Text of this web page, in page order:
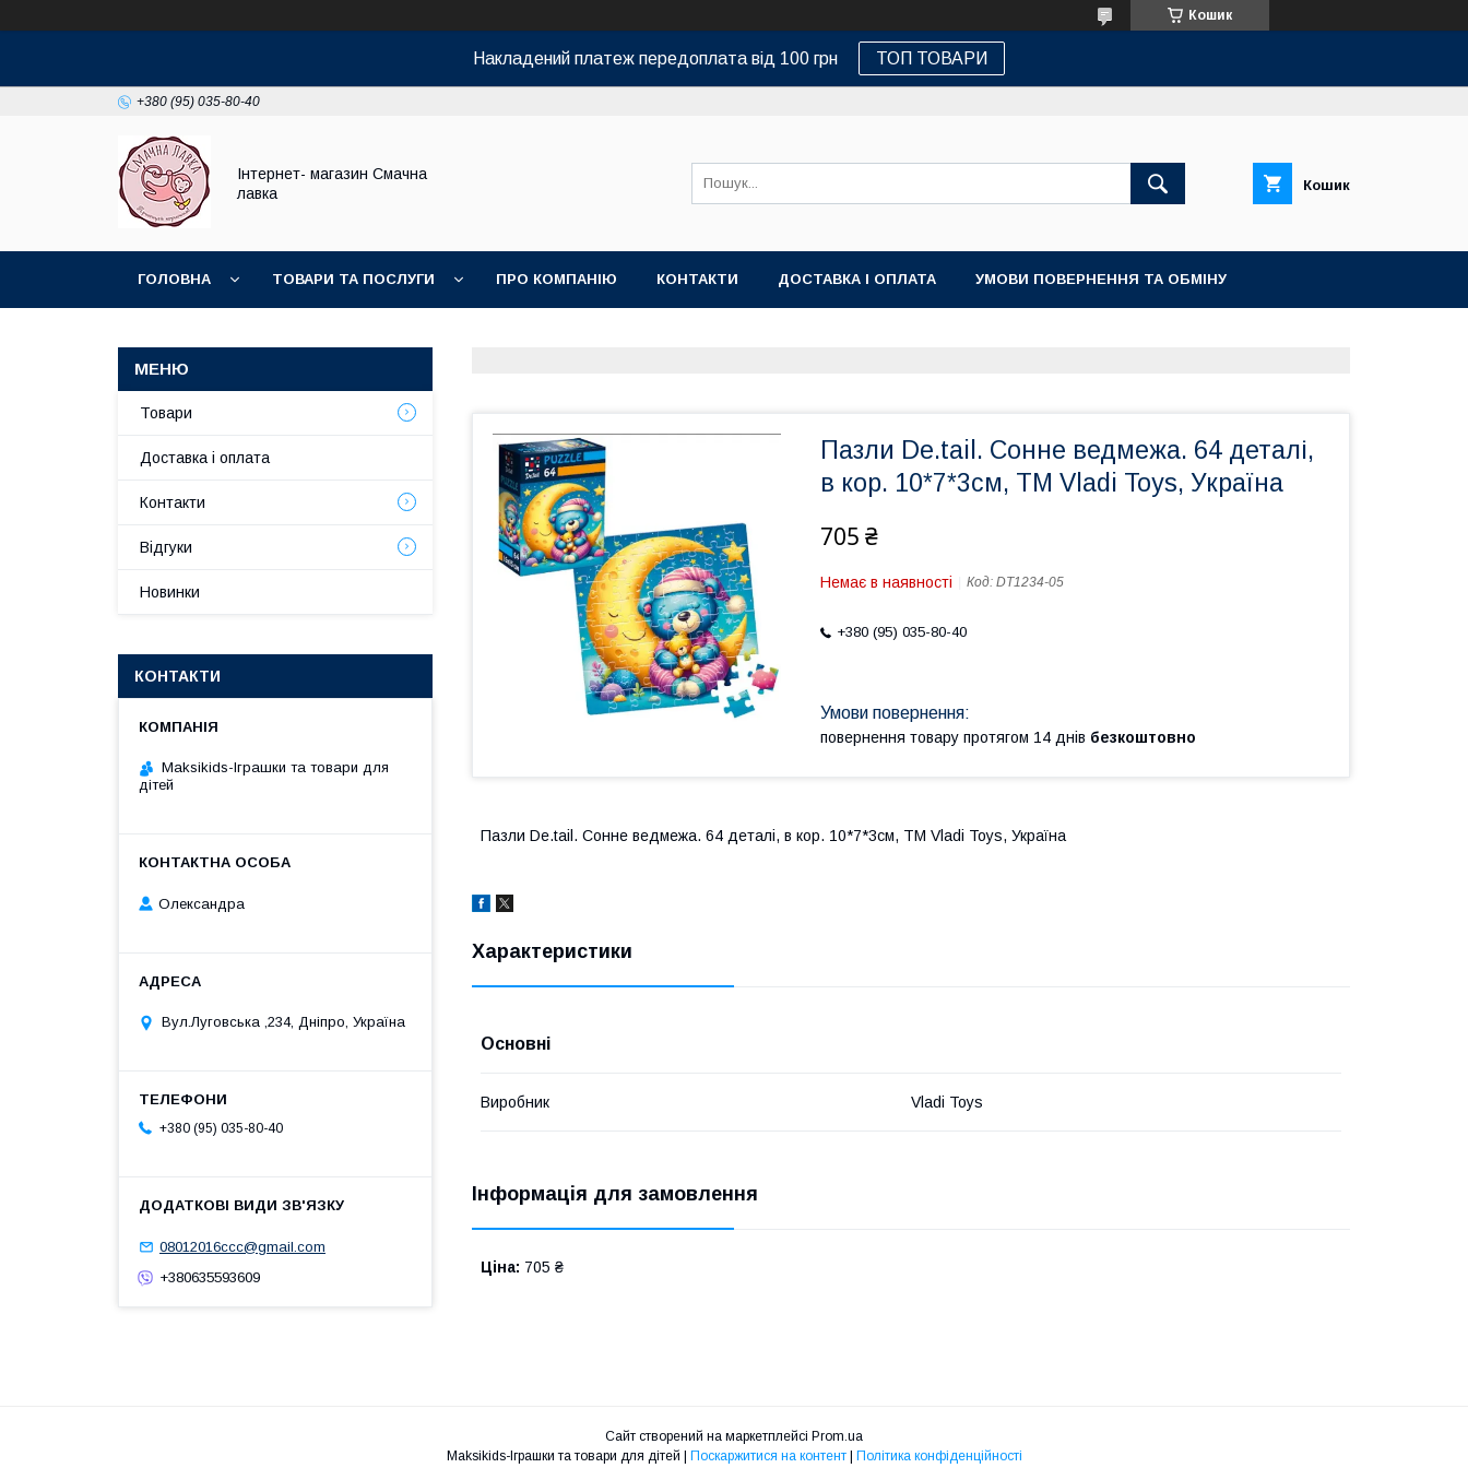
Кошик
Накладений платеж передоплата від 100 грн ТОП ТОВАРИ
+380 (95) 035-80-40
Інтернет- магазин Смачна
лавка
Кошик
ГОЛОВНА ТОВАРИ ТА ПОСЛУГИ ПРО КОМПАНІЮ КОНТАКТИ ДОСТАВКА І ОПЛАТА УМОВИ ПОВЕРНЕННЯ ТА ОБМІНУ
Пазли De.tail. Сонне ведмежа. 64 деталі,
в кор. 10*7*3см, ТМ Vladi Toys, Україна
705 ₴
Немає в наявності Код: DT1234-05
+380 (95) 035-80-40
повернення товару протягом 14 днів безкоштовно
Пазли De.tail. Сонне ведмежа. 64 деталі, в кор. 10*7*3см, ТМ Vladi Toys, Україна
Характеристики
Основні
Виробник Vladi Toys
Інформація для замовлення
Ціна: 705 ₴
Товари
Доставка і оплата
Контакти
Відгуки
Новинки
КОНТАКТИ
Maksikids-Іграшки та товари для
дітей
Олександра
Вул.Луговська ,234, Дніпро, Україна
+380 (95) 035-80-40
08012016ccc@gmail.com
+380635593609
Сайт створений на маркетплейсі Prom.ua
Поскаржитися на контент Політика конфіденційності